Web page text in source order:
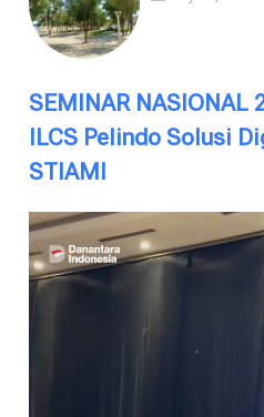
SEMINAR NASIONAL
ILCS Pelindo Solusi
STIAMI